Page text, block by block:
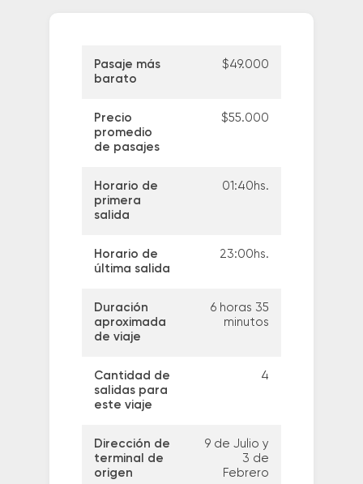
Pasaje más
barato
$49.000
Precio
promedio
de pasajes
$55.000
Horario de
primera
salida
01:40hs.
Horario de
última salida
23:00hs.
Duración
aproximada
de viaje
6 horas 35
minutos
Cantidad de
salidas para
este viaje
4
Dirección de
terminal de
origen
9 de Julio y
3 de
Febrero